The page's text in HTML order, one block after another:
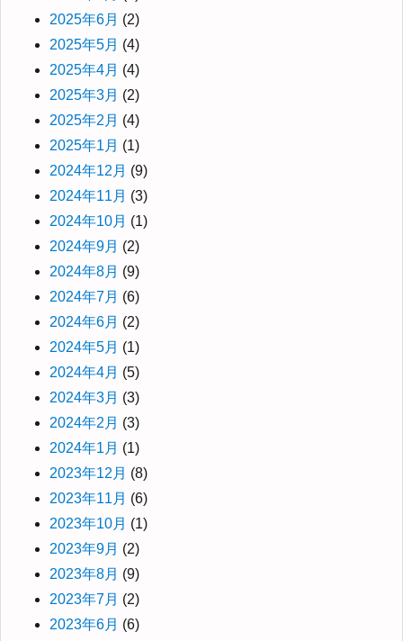
2025年6月 (2)
2025年5月 (4)
2025年4月 (4)
2025年3月 (2)
2025年2月 (4)
2025年1月 (1)
2024年12月 (9)
2024年11月 (3)
2024年10月 (1)
2024年9月 (2)
2024年8月 (9)
2024年7月 (6)
2024年6月 (2)
2024年5月 (1)
2024年4月 (5)
2024年3月 (3)
2024年2月 (3)
2024年1月 (1)
2023年12月 (8)
2023年11月 (6)
2023年10月 (1)
2023年9月 (2)
2023年8月 (9)
2023年7月 (2)
2023年6月 (6)